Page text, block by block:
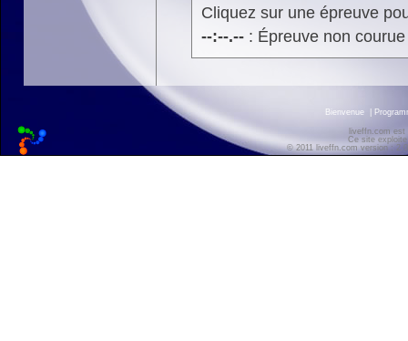
Cliquez sur une épreuve
--:--.--: Épreuve non
Bienvenue
liveffn.com est
Ce site
© 2011 liveffn.com version :